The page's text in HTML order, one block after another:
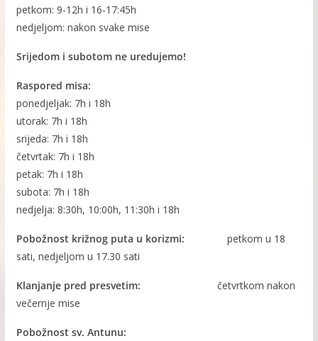
petkom: 9-12h i 16-17:45h
nedjeljom: nakon svake mise
Srijedom i subotom ne uredujemo!
Raspored misa:
ponedjeljak: 7h i 18h
utorak: 7h i 18h
srijeda: 7h i 18h
četvrtak: 7h i 18h
petak: 7h i 18h
subota: 7h i 18h
nedjelja: 8:30h, 10:00h, 11:30h i 18h
Pobožnost križnog puta u korizmi: petkom u 18
sati, nedjeljom u 17.30 sati
Klanjanje pred presvetim: četvrtkom nakon
večernje mise
Pobožnost sv. Antunu: